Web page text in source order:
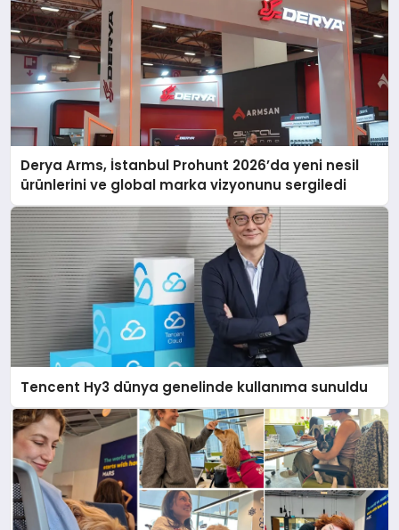
Derya Arms, İstanbul Prohunt 2026’da yeni nesil
ürünlerini ve global marka vizyonunu sergiledi
Tencent Hy3 dünya genelinde kullanıma sunuldu